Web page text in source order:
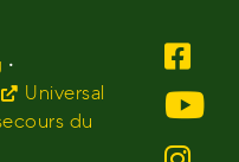
•
Universal
du